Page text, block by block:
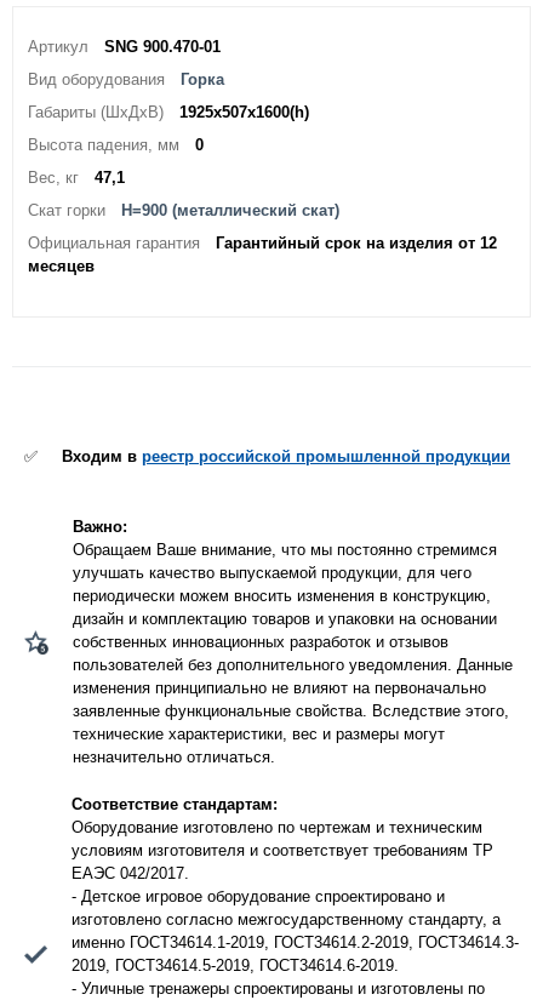
Артикул
SNG 900.470-01
Вид оборудования
Горка
Габариты (ШхДхВ)
1925х507х1600(h)
Высота падения, мм
0
Вес, кг
47,1
Скат горки
H=900 (металлический скат)
Официальная гарантия
Гарантийный срок на изделия от 12
месяцев
✅ Входим в реестр российской промышленной продукции
Важно:
Обращаем Ваше внимание, что мы постоянно стремимся
улучшать качество выпускаемой продукции, для чего
периодически можем вносить изменения в конструкцию,
дизайн и комплектацию товаров и упаковки на основании
собственных инновационных разработок и отзывов
пользователей без дополнительного уведомления. Данные
изменения принципиально не влияют на первоначально
заявленные функциональные свойства. Вследствие этого,
технические характеристики, вес и размеры могут
незначительно отличаться.
Соответствие стандартам:
Оборудование изготовлено по чертежам и техническим
условиям изготовителя и соответствует требованиям ТР
ЕАЭС 042/2017.
- Детское игровое оборудование спроектировано и
изготовлено согласно межгосударственному стандарту, а
именно ГОСТ34614.1-2019, ГОСТ34614.2-2019, ГОСТ34614.3-
2019, ГОСТ34614.5-2019, ГОСТ34614.6-2019.
- Уличные тренажеры спроектированы и изготовлены по